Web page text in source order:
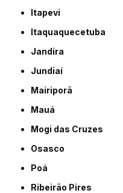
Itapevi
Itaquaquecetuba
Jandira
Jundiaí
Mairiporã
Mauá
Mogi das Cruzes
Osasco
Poá
Ribeirão Pires